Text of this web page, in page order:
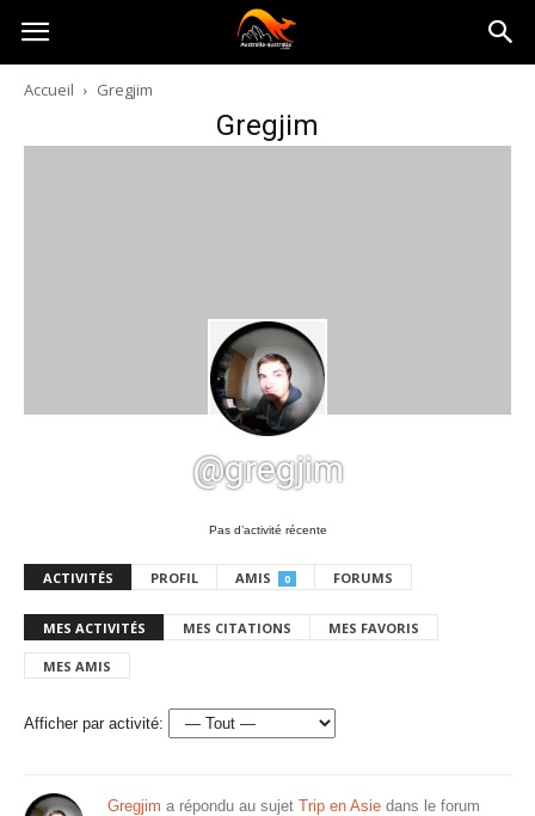
Australia-
australie.com
Accueil Gregjim
Gregjim
@gregjim
Pas d’activité récente
ACTIVITÉS PROFIL AMIS 0 FORUMS
MES ACTIVITÉS MES CITATIONS MES FAVORIS
MES AMIS
Afficher par activité:
Gregjim a répondu au sujet Trip en Asie dans le forum